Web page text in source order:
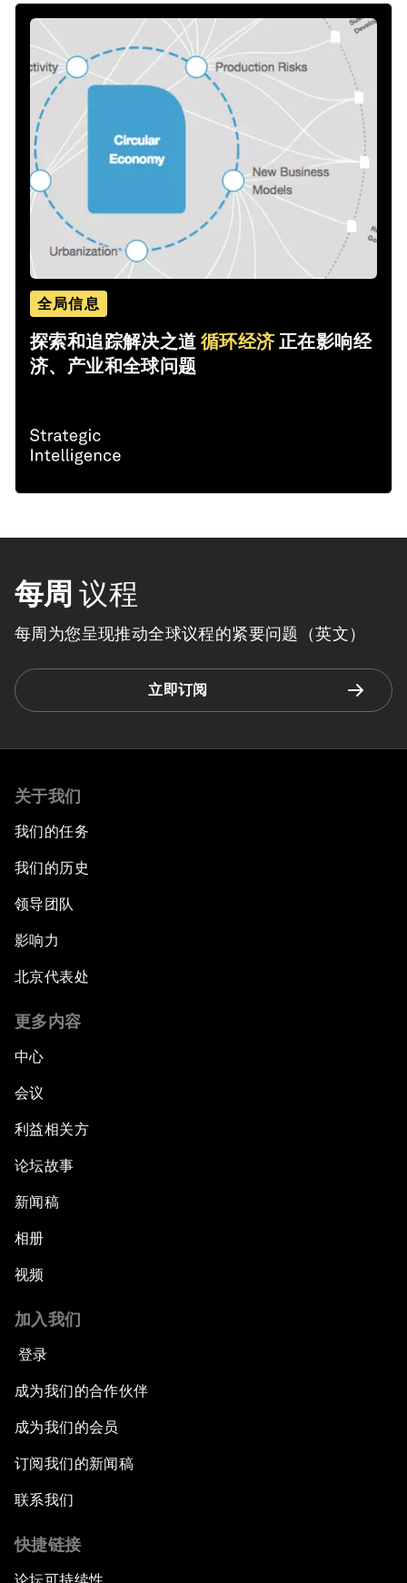
全局信息
探索和追踪解决之道循环经济正在影响经
济、产业和全球问题
每周 议程
每周为您呈现推动全球议程的紧要问题（英文）
立即订阅
关于我们
我们的任务
我们的历史
领导团队
影响力
北京代表处
更多内容
中心
会议
利益相关方
论坛故事
新闻稿
相册
视频
加入我们
登录
成为我们的合作伙伴
成为我们的会员
订阅我们的新闻稿
联系我们
快捷链接